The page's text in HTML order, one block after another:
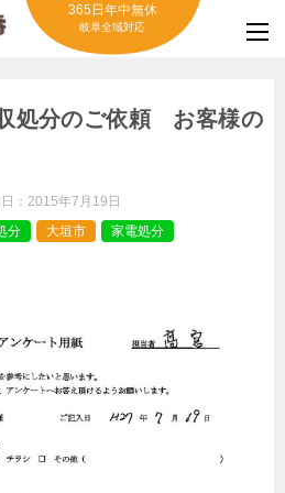
365日年中無休
岐阜全域対応
処分のご依頼 お客様の
： 2015年7月19日
分 大垣市 家電処分